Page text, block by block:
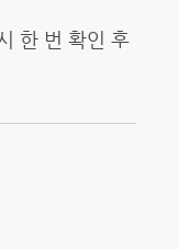
한 번 확인 후